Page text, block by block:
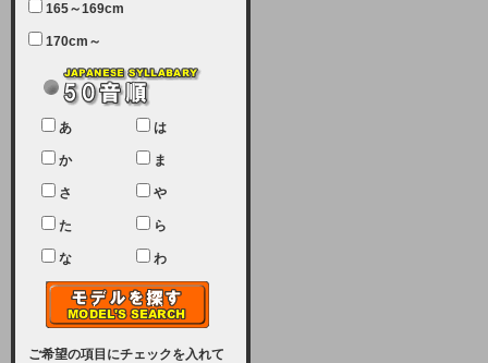
現在、クレジットカード決済はJCB
のみになっております。大変ご迷惑
キャシュでの決済は可能ですので、
宜しくお願い致します。
2024-02-23 (金)
【クレジットカード決済について】
只今、クレジットカード会社の都合
により決済ができない状況です。
ユーザー様には、大変ご迷惑をおか
けいたしまして申し訳ございませ
ん。
2023-08-31 (木)
【サーバーメンテナンス実施のお知
らせ】
165～169cm
170cm～
あ は
か ま
さ や
た ら
な わ
ご希望の項目にチェックを入れて